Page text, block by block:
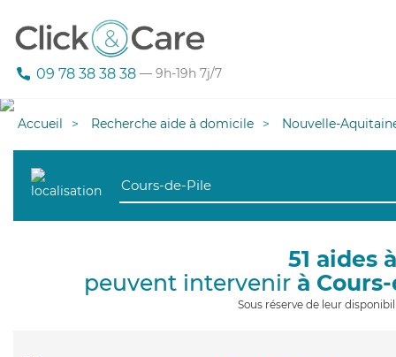
09 78 38 38 38 — 9h-19h 7j/7
Accueil Recherche aide à domicile Nouvelle-
51 aides
peuvent intervenir à
Sous réserve de leur